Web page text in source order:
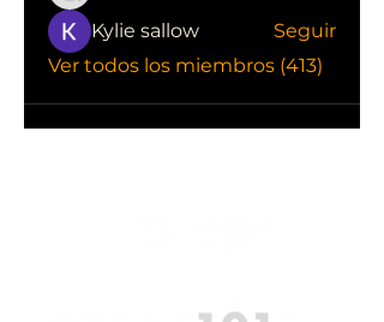
Kylie sallow
Seguir
Ver todos los miembros (413)